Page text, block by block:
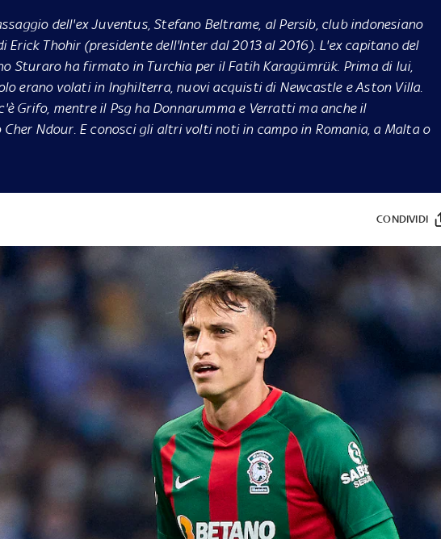
dell'ex Juventus, Stefano Beltrame, al Persib, club indonesiano
Erick Thohir (presidente dell'Inter dal 2013 al 2016). L'ex capitano del
Sturaro ha firmato in Turchia per il Fatih Karagümrük. Prima di lui,
erano volati in Inghilterra, nuovi acquisti di Newcastle e Aston Villa.
Grifo, mentre il Psg ha Donnarumma e Verratti ma anche il
Cher Ndour. E conosci gli altri volti noti in campo in Romania, a Malta o
CONDIVIDI